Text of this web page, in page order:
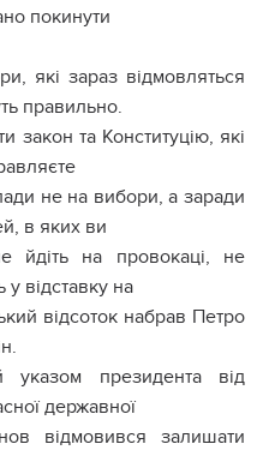
покинути
які зараз відмовляться
правильно.
та Конституцію, які
не на вибори, а заради
в яких ви
йдіть на провокаці, не
у відставку на
відсоток набрав Петро
указом президента від
державної
відмовився залишати